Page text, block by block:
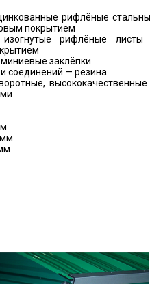
рифлёные
покрытием
рифлёные листы
заклёпки
соединений — резина
высококачественные